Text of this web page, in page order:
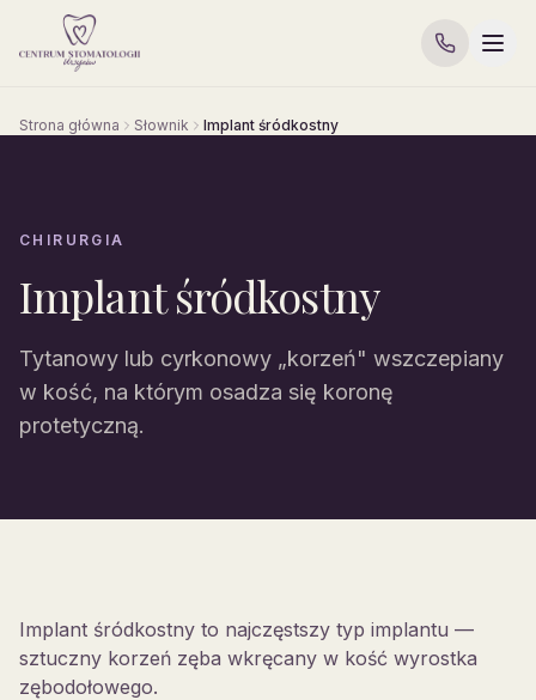
Strona główna Słownik Implant śródkostny
CHIRURGIA
Implant śródkostny
Tytanowy lub cyrkonowy „korzeń" wszczepiany
w kość, na którym osadza się koronę
protetyczną.
Implant śródkostny to najczęstszy typ implantu —
sztuczny korzeń zęba wkręcany w kość wyrostka
zębodołowego.